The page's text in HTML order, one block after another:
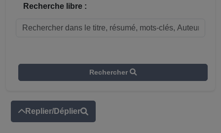
Recherche libre :
Rechercher
Replier/Déplier